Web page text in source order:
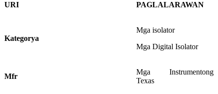
URI PAGLALARAWAN
Kategorya
Mga isolator
Mga Digital Isolator
Mfr
Mga Instrumentong
Texas